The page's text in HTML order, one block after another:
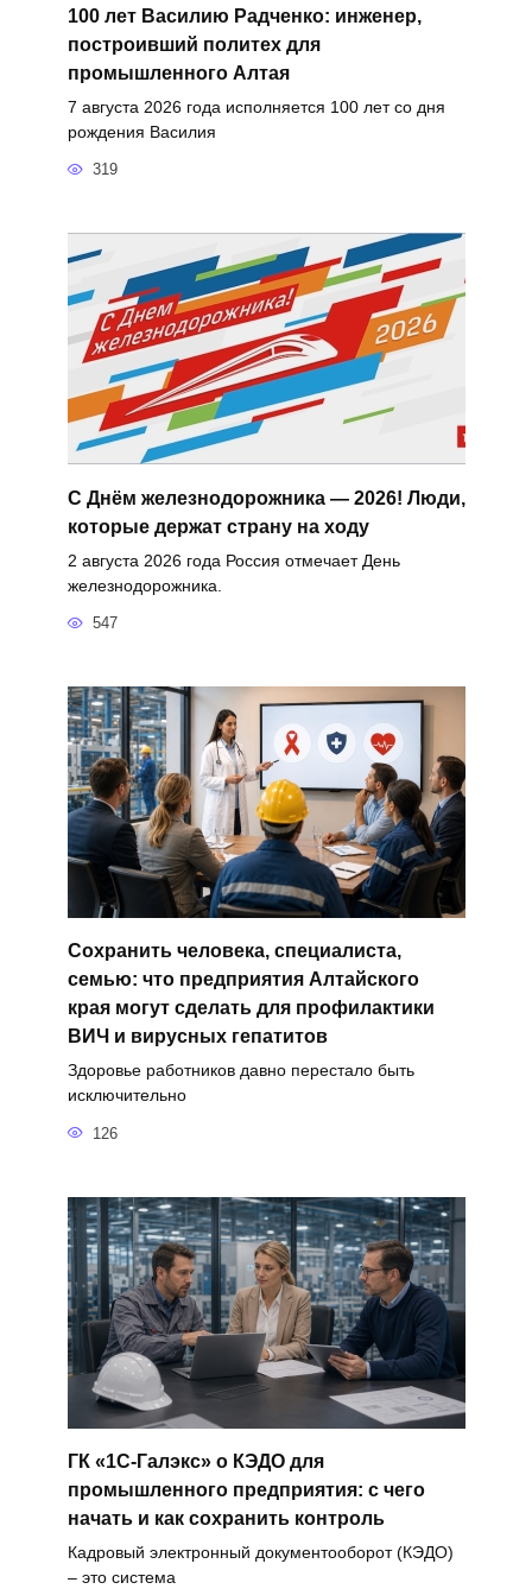
100 лет Василию Радченко: инженер,
построивший политех для
промышленного Алтая
7 августа 2026 года исполняется 100 лет со дня
рождения Василия
319
С Днём железнодорожника — 2026! Люди,
которые держат страну на ходу
2 августа 2026 года Россия отмечает День
железнодорожника.
547
Сохранить человека, специалиста,
семью: что предприятия Алтайского
края могут сделать для профилактики
ВИЧ и вирусных гепатитов
Здоровье работников давно перестало быть
исключительно
126
ГК «1С-Галэкс» о КЭДО для
промышленного предприятия: с чего
начать и как сохранить контроль
Кадровый электронный документооборот (КЭДО)
– это система